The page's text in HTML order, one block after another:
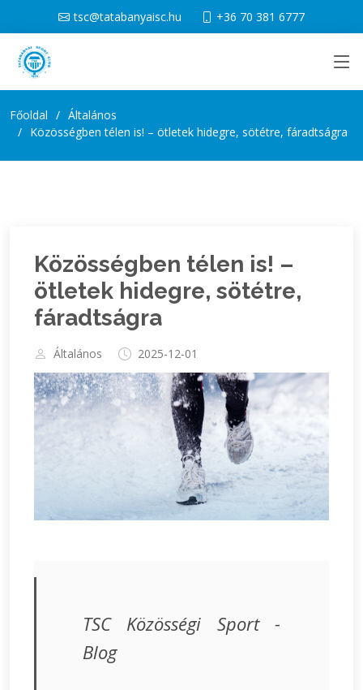
tsc@tatabanyaisc.hu +36 70 381 6777
Főoldal
Általános
Közösségben télen is! – ötletek hidegre, sötétre, fáradtságra
Közösségben télen is! –
ötletek hidegre, sötétre,
fáradtságra
Általános 2025-12-01
TSC Közösségi Sport -
Blog